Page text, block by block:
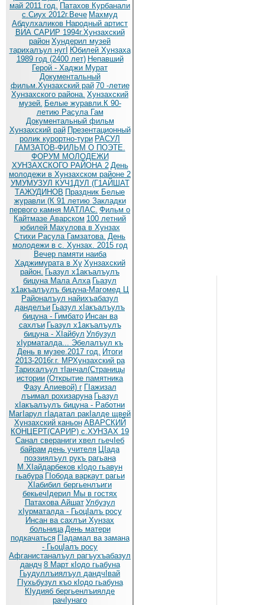
май 2011 год. Патахов Курбанали
с.Сиух 2012г.Вече Махмуд
Абдулхаликов Народный артист
ВИА САРИР 1994г.Хунзахский
район Хундерил музей
тарихалъул нугI Юбилей Хунзаха
1989 год (2400 лет) Непавший
Герой - Хаджи Мурат
Документальный
фильм.Хунзахский рай 70 -летие
Хунзахского района. Хунзахский
музей. Белые журавли.К 90-
летию Расула Гам
Документальный фильм
Хунзахский рай Презентационный
ролик курортно-тури РАСУЛ
ГАМЗАТОВ-ФИЛЬМ О ПОЭТЕ.
ФОРУМ МОЛОДЕЖИ
ХУНЗАХСКОГО РАЙОНА 2 День
молодежи в Хунзахском районе 2
УМУМУЗУЛ КУЧ1ДУЛ (Г1АЙШАТ
ТАЖУДИНОВ Праздник Белые
журавли (К 91 летию Закладки
первого камня МАТЛАС. Фильм о
Кайтмазе Аварском 100 летний
юбилей Махулова в Хунзах
Стихи Расула Гамзатова. День
молодежи в с. Хунзах. 2015 год
Вечер памяти наиба
Хаджимурата в Ху Хунзахский
район. Гьазул х1акъалъулъ
бицуна Мала Алха Гьазул
х1акъалъулъ бицуна-Магомед Ц
Районалъул найихъабазул
данделъи Гьазул хIакъалъулъ
бицуна - Гимбато Инсан ва
сахлъи Гьазул х1акъалъулъ
бицуна - ХIайбул Улбузул
хIурматалда... Эбелалъул къ
День в музее.2017 год. Итоги
2013-2016г.г. МРХунзахский ра
Тарихалъул тIанчал(Страницы
истории (Открытие памятника
Фазу Алиевой) г ГIажизал
лъимал рохизаруна Гьазул
хIакъалъулъ бицуна - Работни
МагIарул гIадатал ракIалде щвей
Хунзахский каньон АВАРСКИЙ
КОНЦЕРТ(САРИР) с.ХУНЗАХ 19
Санал свераниги хвел гьечIеб
байрам день учителя ЦIада
поэзиялъул рукъ рагьана
М.ХIайдарбеков кIодо гьавун
гьабура ГIобода варкаут рагьи
ХIабибил бергьенлъиги
бекьечIдерил Мы в гостях
Патахова Айшат Улбузул
хIурматалда - ГьоцIалъ росу
Инсан ва сахлъи Хунзах
больница День матери
подкачаться ГIадамал ва замана
- ГьоцIалъ росу
Афганистаналъул рагъухъабазул
дандч 8 Март кIодо гьабуна
Гьудуллъиялъул дандчIвай
ГIухьбузул къо кIодо гьабуна
КIудияб бергьенлъиялде
рачIунаго